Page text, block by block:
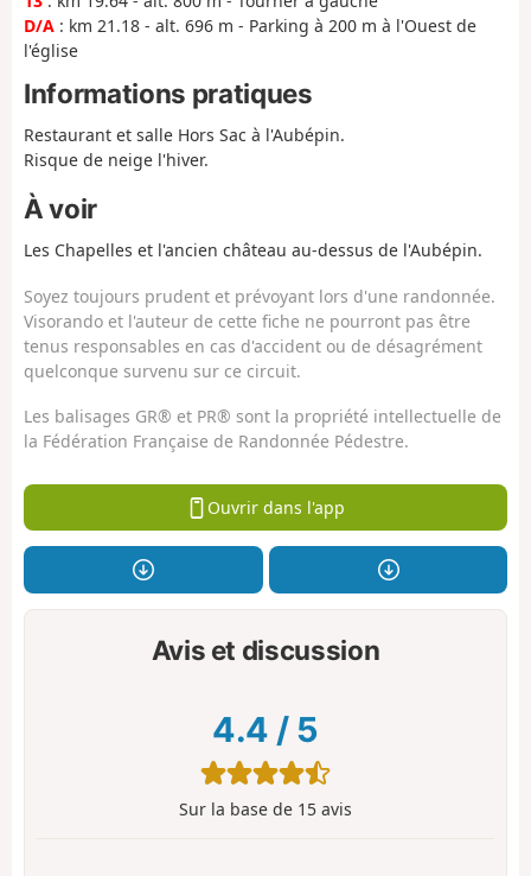
D/A : km 21.18 - alt. 696 m - Parking à 200 m à l'Ouest de
l'église
Informations pratiques
Restaurant et salle Hors Sac à l'Aubépin.
Risque de neige l'hiver.
À voir
Les Chapelles et l'ancien château au-dessus de l'Aubépin.
Soyez toujours prudent et prévoyant lors d'une randonnée.
Visorando et l'auteur de cette fiche ne pourront pas être
tenus responsables en cas d'accident ou de désagrément
quelconque survenu sur ce circuit.
Les balisages GR® et PR® sont la propriété intellectuelle de
la Fédération Française de Randonnée Pédestre.
Ouvrir dans l'app
Avis et discussion
4.4 / 5
Sur la base de 15 avis